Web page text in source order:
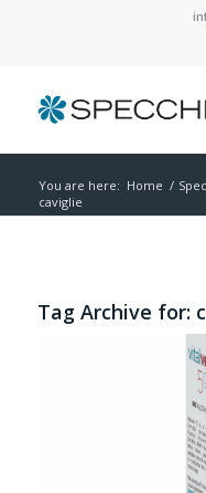
You are here: Home /
caviglie
Tag Archive for: